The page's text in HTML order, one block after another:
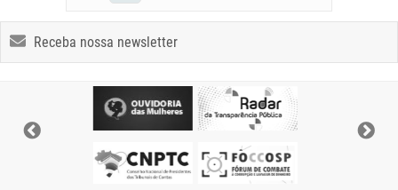
Receba nossa newsletter